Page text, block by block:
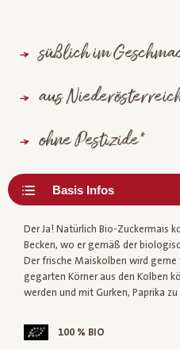
süßlich im
aus
ohne Pestizide*
Der Ja! Natürlich Bio-Zuckermais
Becken, wo er gemäß der
Der frische Maiskolben wird
gegarten Körner aus den Kolben
werden und mit Gurken, Paprika
100 % BIO